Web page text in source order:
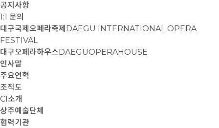
공지사항
1:1 문의
대구국제오페라축제 DAEGU INTERNATIONAL OPERA
FESTIVAL
대구오페라하우스DAEGUOPERAHOUSE
인사말
주요연혁
조직도
CI소개
상주예술단체
협력기관